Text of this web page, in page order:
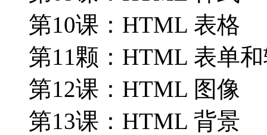
第10课：HTML 表格
第11颗：HTML 表单
第12课：HTML 图像
第13课：HTML 背景